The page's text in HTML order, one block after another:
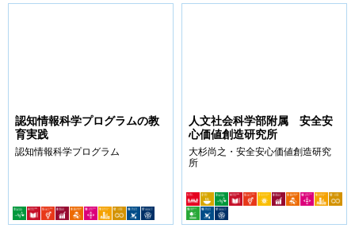
認知情報科学プログラムの教
育実践
認知情報科学プログラム
人文社会科学部附属 安全安
心価値創造研究所
大杉尚之・安全安心価値創造研究
所